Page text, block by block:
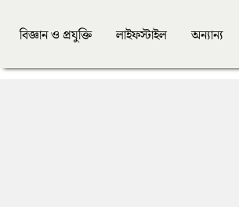
বিজ্ঞান ও প্রযুক্তি লাইফস্টাইল অন্যান্য